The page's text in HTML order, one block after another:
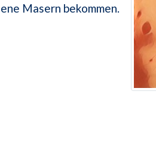
Masern bekommen.